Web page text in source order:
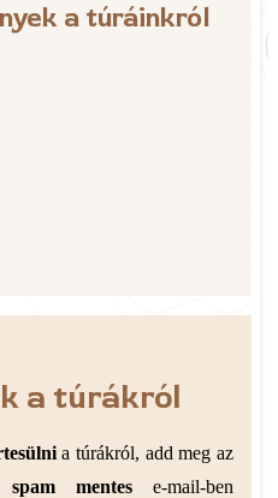
a túráinkról
a túrákról
a túrákról, add meg az
spam mentes e-mail-ben